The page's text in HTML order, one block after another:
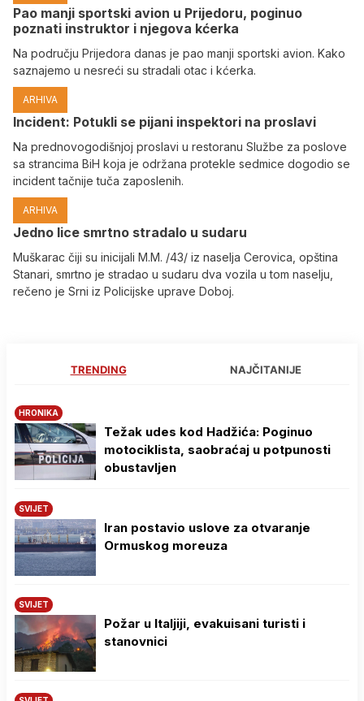
Pao manji sportski avion u Prijedoru, poginuo
poznati instruktor i njegova kćerka
Na području Prijedora danas je pao manji sportski avion. Kako
saznajemo u nesreći su stradali otac i kćerka.
ARHIVA
Incident: Potukli se pijani inspektori na proslavi
Na prednovogodišnjoj proslavi u restoranu Službe za poslove
sa strancima BiH koja je održana protekle sedmice dogodio se
incident tačnije tuča zaposlenih.
ARHIVA
Јedno lice smrtno stradalo u sudaru
Muškarac čiji su inicijali M.M. /43/ iz naselja Cerovica, opština
Stanari, smrtno je stradao u sudaru dva vozila u tom naselju,
rečeno je Srni iz Policijske uprave Doboj.
TRENDING NAJČITANIJE
HRONIKA
Težak udes kod Hadžića: Poginuo
motociklista, saobraćaj u potpunosti
obustavljen
SVIJET
Iran postavio uslove za otvaranje
Ormuskog moreuza
SVIJET
Požar u Italjiji, evakuisani turisti i
stanovnici